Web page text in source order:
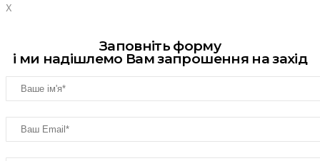
X
Заповніть форму
і ми надішлемо Вам запрошення на захід